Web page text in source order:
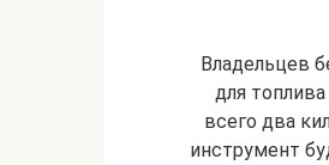
Владельцев
для
всего два
инструмент